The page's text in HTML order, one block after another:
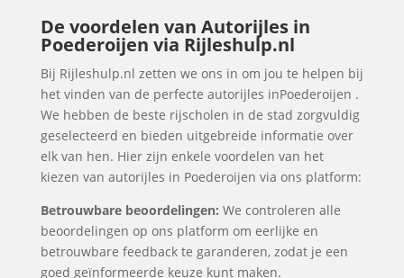
De voordelen van Autorijles in
Poederoijen via Rijleshulp.nl
Bij Rijleshulp.nl zetten we ons in om jou te helpen bij
het vinden van de perfecte autorijles inPoederoijen .
We hebben de beste rijscholen in de stad zorgvuldig
geselecteerd en bieden uitgebreide informatie over
elk van hen. Hier zijn enkele voordelen van het
kiezen van autorijles in Poederoijen via ons platform:
Betrouwbare beoordelingen: We controleren alle
beoordelingen op ons platform om eerlijke en
betrouwbare feedback te garanderen, zodat je een
goed geïnformeerde keuze kunt maken.